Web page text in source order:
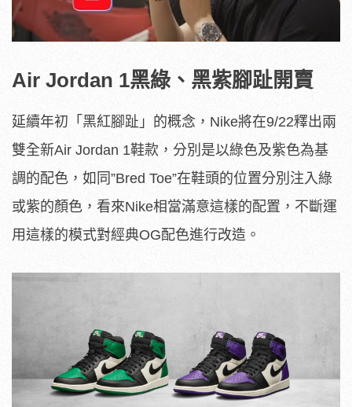
Air Jordan 1黑綠、黑紫腳趾開賣
延續年初「黑紅腳趾」的概念，Nike將在9/22釋出兩
雙全新Air Jordan 1鞋款，分別是以綠色及紫色為基
調的配色，如同”Bred Toe”在鞋頭的位置分別注入綠
或紫的顏色，看來Nike相當滿意這樣的配置，不斷運
用這樣的模式對經典OG配色進行改造。